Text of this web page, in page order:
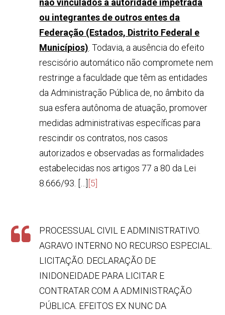
não vinculados à autoridade impetrada
ou integrantes de outros entes da
Federação (Estados, Distrito Federal e
Municípios) . Todavia, a ausência do efeito
rescisório automático não compromete nem
restringe a faculdade que têm as entidades
da Administração Pública de, no âmbito da
sua esfera autônoma de atuação, promover
medidas administrativas específicas para
rescindir os contratos, nos casos
autorizados e observadas as formalidades
estabelecidas nos artigos 77 a 80 da Lei
8.666/93. […]
[5]
PROCESSUAL CIVIL E ADMINISTRATIVO.
AGRAVO INTERNO NO RECURSO ESPECIAL.
LICITAÇÃO. DECLARAÇÃO DE
INIDONEIDADE PARA LICITAR E
CONTRATAR COM A ADMINISTRAÇÃO
PÚBLICA. EFEITOS EX NUNC DA